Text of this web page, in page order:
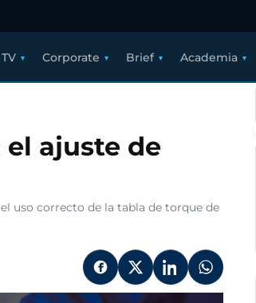
Corporate Brief Academia
ajuste de
uso correcto de la tabla de torque de